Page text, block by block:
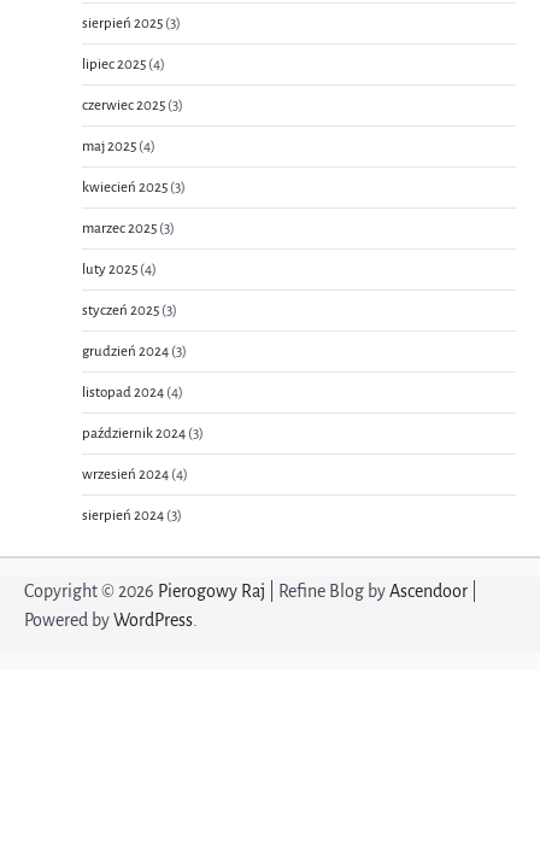
sierpień 2025 (3)
lipiec 2025 (4)
czerwiec 2025 (3)
maj 2025 (4)
kwiecień 2025 (3)
marzec 2025 (3)
luty 2025 (4)
styczeń 2025 (3)
grudzień 2024 (3)
listopad 2024 (4)
październik 2024 (3)
wrzesień 2024 (4)
sierpień 2024 (3)
Copyright © 2026 Pierogowy Raj | Refine Blog byAscendoor
Powered byWordPress